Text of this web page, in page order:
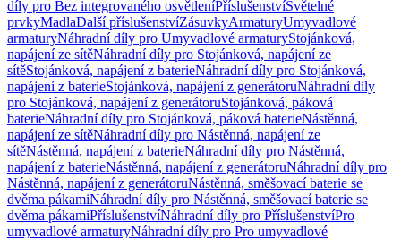
díly pro Bez integrovaného osvětleníPříslušenstvíSvětelné
prvkyMadlaDalší příslušenstvíZásuvkyArmaturyUmyvadlové
armaturyNáhradní díly pro Umyvadlové armaturyStojánková,
napájení ze sítěNáhradní díly pro Stojánková, napájení ze
sítěStojánková, napájení z baterieNáhradní díly pro Stojánková,
napájení z baterieStojánková, napájení z generátoruNáhradní díly
pro Stojánková, napájení z generátoruStojánková, páková
baterieNáhradní díly pro Stojánková, páková baterieNástěnná,
napájení ze sítěNáhradní díly pro Nástěnná, napájení ze
sítěNástěnná, napájení z baterieNáhradní díly pro Nástěnná,
napájení z baterieNástěnná, napájení z generátoruNáhradní díly pro
Nástěnná, napájení z generátoruNástěnná, směšovací baterie se
dvěma pákamiNáhradní díly pro Nástěnná, směšovací baterie se
dvěma pákamiPříslušenstvíNáhradní díly pro PříslušenstvíPro
umyvadlové armaturyNáhradní díly pro Pro umyvadlové